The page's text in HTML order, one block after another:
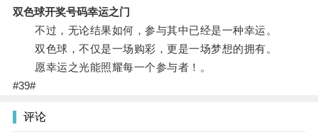
双色球开奖号码幸运之门
不过，无论结果如何，参与其中已经是一种幸运。
双色球，不仅是一场购彩，更是一场梦想的拥有。
愿幸运之光能照耀每一个参与者！。
#39#
评论